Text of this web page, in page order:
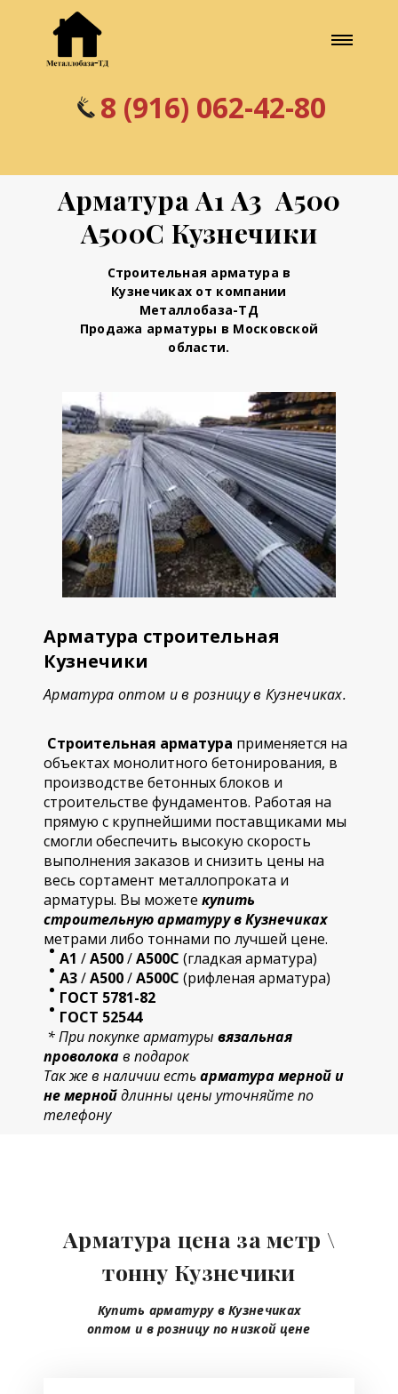
8 (916) 062-42-80
Арматура А1 А3 А500
А500С Кузнечики
Строительная арматура в
Кузнечиках от компании
Металлобаза-ТД
Продажа арматуры в Московской
области.
Арматура строительная
Кузнечики
Арматура оптом и в розницу в Кузнечиках.
Строительная арматура применяется на
объектах монолитного бетонирования, в
производстве бетонных блоков и
строительстве фундаментов. Работая на
прямую с крупнейшими поставщиками мы
смогли обеспечить высокую скорость
выполнения заказов и снизить цены на
весь сортамент металлопроката и
арматуры. Вы можете купить
строительнуюарматуру в Кузнечиках
метрами либо тоннами по лучшей цене.
А1 /А500/А500С (гладкая арматура)
А3/А500/А500С (рифленая арматура)
ГОСТ 5781-82
ГОСТ 52544
* При покупке арматуры вязальная
проволокав подарок
Так же в наличии естьарматура мерной и
не мернойдлинны цены уточняйте по
телефону
Арматура цена за метр \
тонну Кузнечики
Купить арматуру в Кузнечиках
оптом и в розницу по низкой цене